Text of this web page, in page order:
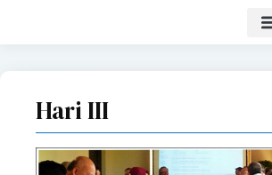
Hari III